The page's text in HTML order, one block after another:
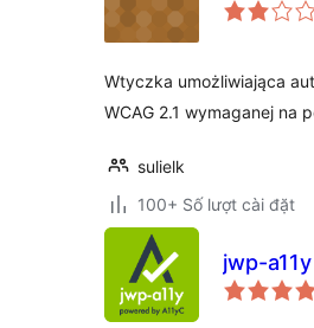
Wtyczka umożliwiająca
WCAG 2.1 wymaganej
sulielk
100+ Số lượt cài đặt
jwp-a11y